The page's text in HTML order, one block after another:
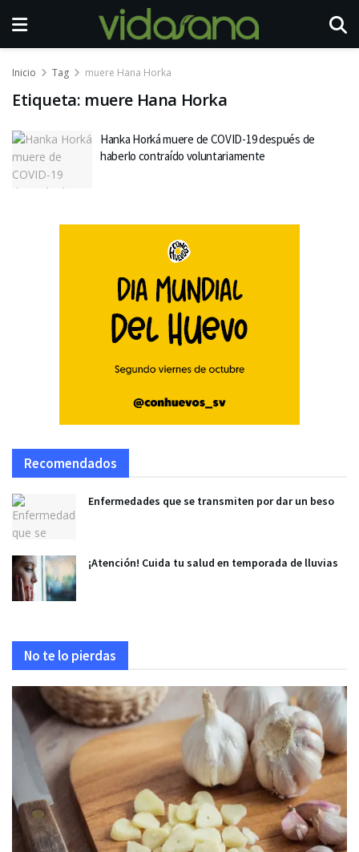
Inicio Tag muere Hana Horka
Etiqueta: muere Hana Horka
Hanka Horká muere de COVID-19 después de
haberlo contraído voluntariamente
Recomendados
Enfermedades que se transmiten por dar un beso
¡Atención! Cuida tu salud en temporada de lluvias
No te lo pierdas